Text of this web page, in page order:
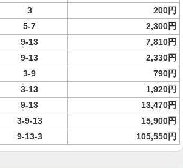
3
200円
5-7
2,300円
9-13 7,810円
9-13
2,330円
3-9
790円
3-13
1,920円
9-13
13,470円
3-9-13
15,900円
9-13-3 105,550円